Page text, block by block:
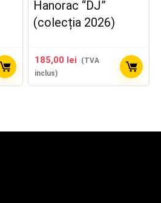
Hanorac “DJ”
(colecția 2026)
185,00 lei
(TVA
inclus)